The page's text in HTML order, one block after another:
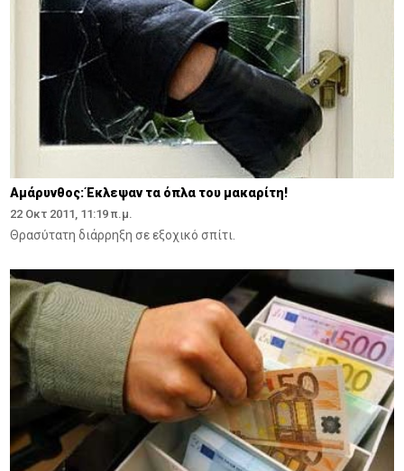
Αμάρυνθος: Έκλεψαν τα όπλα του μακαρίτη!
22 Οκτ 2011, 11:19 π.μ.
Θρασύτατη διάρρηξη σε εξοχικό σπίτι.